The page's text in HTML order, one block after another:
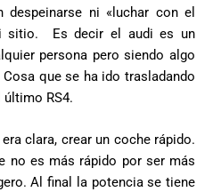
ni «luchar con el
sitio. Es decir el audi es un
persona pero siendo algo
que se ha ido trasladando
último RS4.
clara, crear un coche rápido.
no es más rápido por ser más
Al final la potencia se tiene